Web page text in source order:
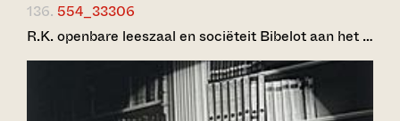
136. 554_33306
R.K. openbare leeszaal en sociëteit Bibelot aan het …